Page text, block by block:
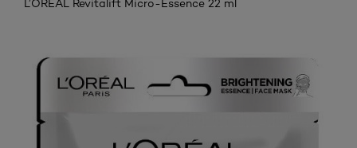
L’ORÉAL Revitalift Micro-Essence 22 ml